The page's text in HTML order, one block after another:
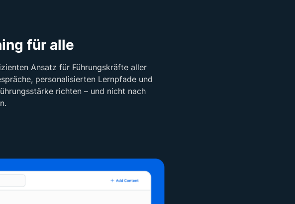
für alle
Ansatz für Führungskräfte aller
personalisierten Lernpfade und
richten – und nicht nach